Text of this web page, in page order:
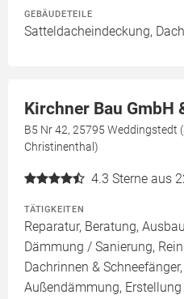
GEBÄUDETEILE
Satteldacheindeckung,
Kirchner Bau GmbH
B5 Nr 42, 25795 Weddingstedt
Christinenthal)
4.3 Sterne aus
TÄTIGKEITEN
Reparatur, Beratung,
Dämmung / Sanierung,
Dachrinnen &
Außendämmung,